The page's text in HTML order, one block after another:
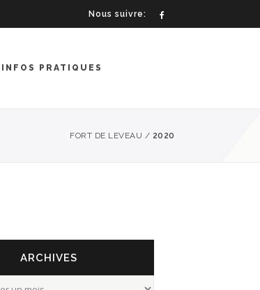
Nous suivre:
INFOS PRATIQUES
FORT DE LEVEAU / 2020
ARCHIVES